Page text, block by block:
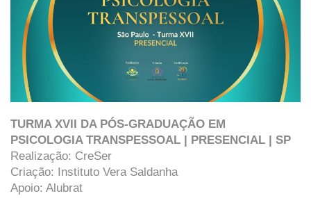
TURMA XVII DA PÓS-GRADUAÇÃO EM
PSICOLOGIA TRANSPESSOAL | PRESENCIAL | SP
Realização: CreSer
Criação: Instituto Vera Saldanha
Apoio: Alubrat